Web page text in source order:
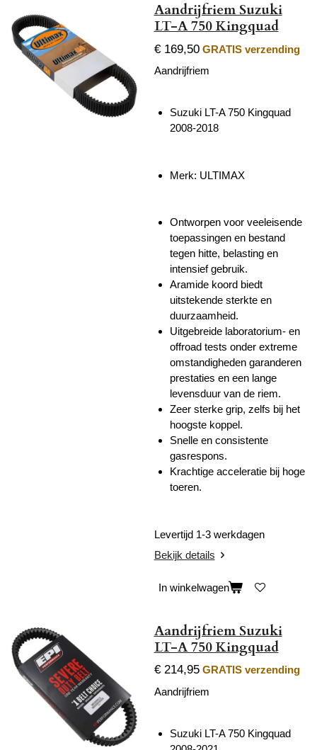
Aandrijfriem Suzuki
LT-A 750 Kingquad
€ 169,50 GRATIS verzending
Aandrijfriem
Suzuki LT-A 750 Kingquad
2008-2018
Merk: ULTIMAX
Ontworpen voor veeleisende
toepassingen en bestand
tegen hitte, belasting en
intensief gebruik.
Aramide koord biedt
uitstekende sterkte en
duurzaamheid.
Uitgebreide laboratorium- en
offroad tests onder extreme
omstandigheden garanderen
prestaties en een lange
levensduur van de riem.
Zeer sterke grip, zelfs bij het
hoogste koppel.
Snelle en consistente
gasrespons.
Krachtige acceleratie bij hoge
toeren.
Levertijd 1-3 werkdagen
Bekijk details
In winkelwagen
Aandrijfriem Suzuki
LT-A 750 Kingquad
€ 214,95 GRATIS verzending
Aandrijfriem
Suzuki LT-A 750 Kingquad